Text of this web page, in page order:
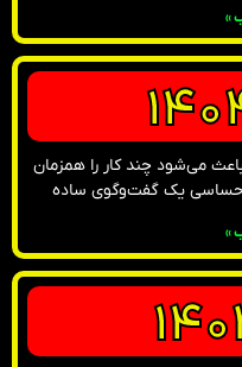
»
می‌شود چند کار را همزمان
یک گفت‌وگوی ساده
»